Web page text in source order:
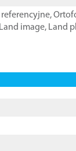
,
image, Land